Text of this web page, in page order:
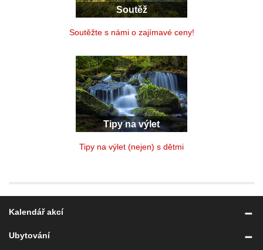
Soutěž
Soutěžte s námi o zajímavé ceny!
Tipy na výlet
Tipy na výlet (nejen) s dětmi
Kalendář akcí
Ubytování